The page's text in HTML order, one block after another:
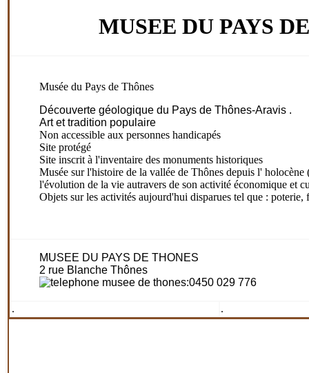
MUSEE DU PAYS
Musée du Pays de Thônes
Découverte géologique du Pays de Thônes-Aravis .
Art et tradition populaire
Non accessible aux personnes handicapés
Site protégé
Site inscrit à l'inventaire des monuments historiques
Musée sur l'histoire de la vallée de Thônes depuis l'
l'évolution de la vie autravers de son activité économique et
Objets sur les activités aujourd'hui disparues tel que :
MUSEE DU PAYS DE THONES
2 rue Blanche Thônes
:0450 029 776
. .